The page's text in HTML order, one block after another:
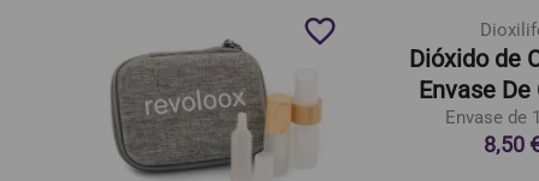
favorite_border
Dióxido de
Envase
Envase de
8,50